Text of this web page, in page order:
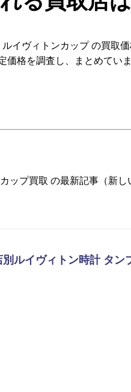
イヴィトンカップ の買取
価格を調査し、まとめてい
ップ買取 の最新記事（新し
ルイヴィトン時計 タン